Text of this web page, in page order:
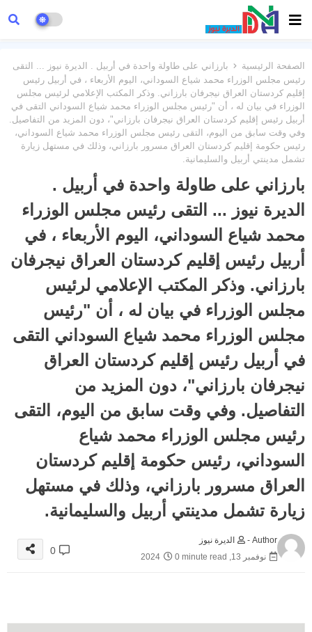
الصفحة الرئيسية
بارزاني على طاولة واحدة في أربيل . الديرة نيوز ... التقى
رئيس مجلس الوزراء محمد شياع السوداني، اليوم الأربعاء ، في أربيل رئيس
إقليم كردستان العراق نيجرفان بارزاني. وذكر المكتب الإعلامي لرئيس مجلس
الوزراء في بيان له ، أن "رئيس مجلس الوزراء محمد شياع السوداني التقى في
أربيل رئيس إقليم كردستان العراق نيجرفان بارزاني"، دون المزيد من التفاصيل.
وفي وقت سابق من اليوم، التقى رئيس مجلس الوزراء محمد شياع السوداني،
رئيس حكومة إقليم كردستان العراق مسرور بارزاني، وذلك في مستهل زيارة
تشمل مدينتي أربيل والسليمانية.
بارزاني على طاولة واحدة في أربيل .
الديرة نيوز ... التقى رئيس مجلس الوزراء
محمد شياع السوداني، اليوم الأربعاء ، في
أربيل رئيس إقليم كردستان العراق نيجرفان
بارزاني. وذكر المكتب الإعلامي لرئيس
مجلس الوزراء في بيان له ، أن "رئيس
مجلس الوزراء محمد شياع السوداني التقى
في أربيل رئيس إقليم كردستان العراق
نيجرفان بارزاني"، دون المزيد من
التفاصيل. وفي وقت سابق من اليوم، التقى
رئيس مجلس الوزراء محمد شياع
السوداني، رئيس حكومة إقليم كردستان
العراق مسرور بارزاني، وذلك في مستهل
زيارة تشمل مدينتي أربيل والسليمانية.
Author -
الديرة نيوز
نوفمبر 13, 2024
0 minute read
0